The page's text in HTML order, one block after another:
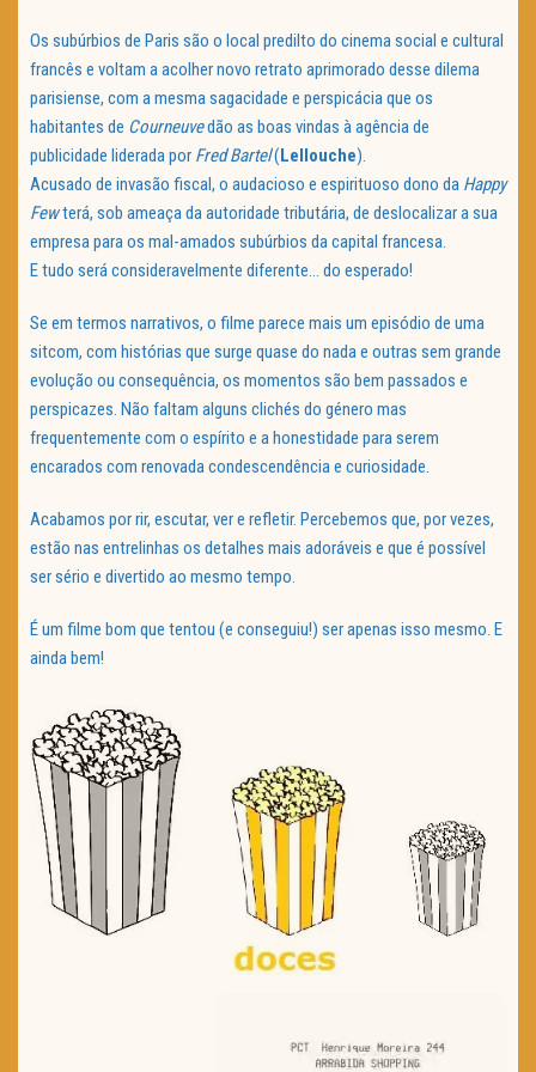
Os subúrbios de Paris são o local predilto do cinema social e cultural
francês e voltam a acolher novo retrato aprimorado desse dilema
parisiense, com a mesma sagacidade e perspicácia que os
habitantes de Courneuvedão as boas vindas à agência de
publicidade liderada por Fred Bartel(Lellouche).
Acusado de invasão fiscal, o audacioso e espirituoso dono da Happy
Fewterá, sob ameaça da autoridade tributária, de deslocalizar a sua
empresa para os mal-amados subúrbios da capital francesa.
E tudo será consideravelmente diferente… do esperado!
Se em termos narrativos, o filme parece mais um episódio de uma
sitcom, com histórias que surge quase do nada e outras sem grande
evolução ou consequência, os momentos são bem passados e
perspicazes. Não faltam alguns clichés do género mas
frequentemente com o espírito e a honestidade para serem
encarados com renovada condescendência e curiosidade.
Acabamos por rir, escutar, ver e refletir. Percebemos que, por vezes,
estão nas entrelinhas os detalhes mais adoráveis e que é possível
ser sério e divertido ao mesmo tempo.
É um filme bom que tentou (e conseguiu!) ser apenas isso mesmo. E
ainda bem!